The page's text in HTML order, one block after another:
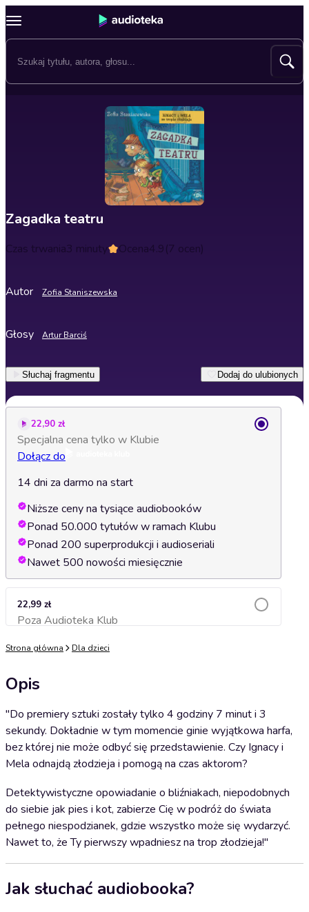
Zagadka teatru
Czas trwania3 minuty Ocena4.9(7 ocen)
Autor Zofia Staniszewska
Głosy Artur Barciś
Słuchaj fragmentu Dodaj do ulubionych
22,90 zł
Specjalna cena tylko w Klubie
Dołącz do
14 dni za darmo na start
Niższe ceny na tysiące audiobooków
Ponad 50.000 tytułów w ramach Klubu
Ponad 200 superprodukcji i audioseriali
Nawet 500 nowości miesięcznie
22,99 zł
Poza Audioteka KlubDodaj do koszyka
Strona główna Dla dzieci
Opis
"Do premiery sztuki zostały tylko 4 godziny 7 minut i 3
sekundy. Dokładnie w tym momencie ginie wyjątkowa harfa,
bez której nie może odbyć się przedstawienie. Czy Ignacy i
Mela odnajdą złodzieja i pomogą na czas aktorom?
Detektywistyczne opowiadanie o bliźniakach, niepodobnych
do siebie jak pies i kot, zabierze Cię w podróż do świata
pełnego niespodzianek, gdzie wszystko może się wydarzyć.
Nawet to, że Ty pierwszy wpadniesz na trop złodzieja!"
Jak słuchać audiobooka?